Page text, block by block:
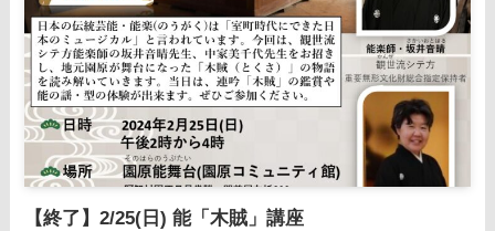
【終了】2/25(日) 能「木賊」講座